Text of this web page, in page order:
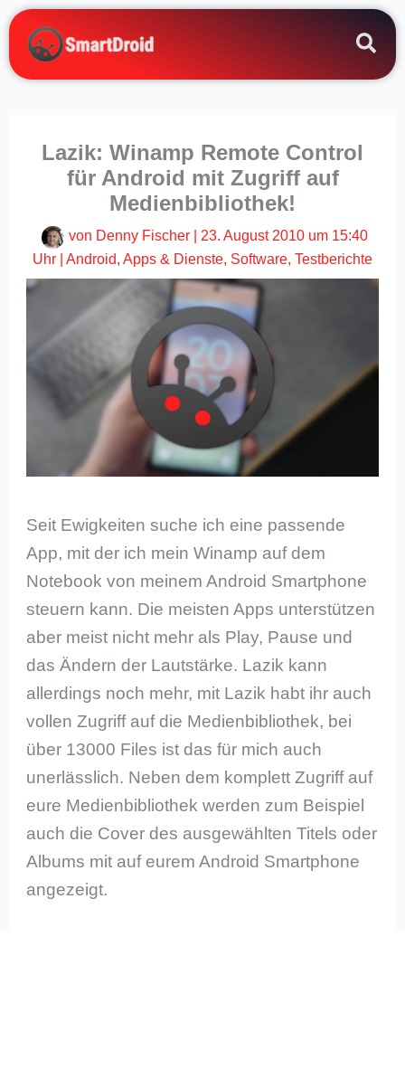
Zum
Inhalt
springen
Lazik: Winamp Remote Control
für Android mit Zugriff auf
Medienbibliothek!
von Denny Fischer
23. August 2010 um 15:40
Uhr
Android, Apps & Dienste, Software, Testberichte
Seit Ewigkeiten suche ich eine passende
App, mit der ich mein Winamp auf dem
Notebook von meinem Android Smartphone
steuern kann. Die meisten Apps unterstützen
aber meist nicht mehr als Play, Pause und
das Ändern der Lautstärke. Lazik kann
allerdings noch mehr, mit Lazik habt ihr auch
vollen Zugriff auf die Medienbibliothek, bei
über 13000 Files ist das für mich auch
unerlässlich. Neben dem komplett Zugriff auf
eure Medienbibliothek werden zum Beispiel
auch die Cover des ausgewählten Titels oder
Albums mit auf eurem Android Smartphone
angezeigt.